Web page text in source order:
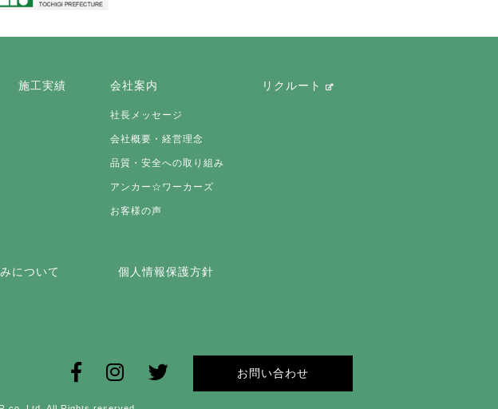
施工実績 会社案内
社長メッセージ
会社概要・経営理念
品質・安全への取り組み
アンカー☆ワーカーズ
お客様の声
リクルート
について 個人情報保護方針
お問い合わせ